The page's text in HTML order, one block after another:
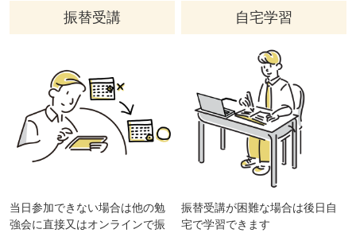
振替受講
当日参加できない場合は他の勉
強会に直接又はオンラインで振
自宅学習
振替受講が困難な場合は後日自
宅で学習できます